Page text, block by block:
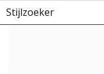
Stijlzoeker